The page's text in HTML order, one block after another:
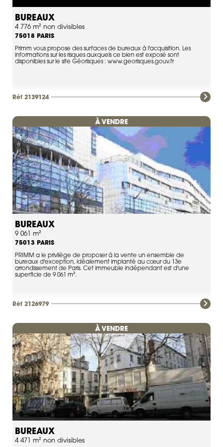
BUREAUX
4 776 m² non divisibles
75018 PARIS
Primm vous propose des surfaces de bureaux à l'acquisition. Les
informations sur les risques auxquels ce bien est exposé sont
disponibles sur le site Géorisques : www.georisques.gouv.fr
Réf 2139124
À VENDRE
BUREAUX
9 061 m²
75013 PARIS
PRIMM a le privilège de proposer à la vente un ensemble de
bureaux d'exception, idéalement implanté au cœur du 13e
arrondissement de Paris. Cet immeuble indépendant est d'une
superficie de 9 061 m².
Réf 2126979
À VENDRE
BUREAUX
4 471 m² non divisibles